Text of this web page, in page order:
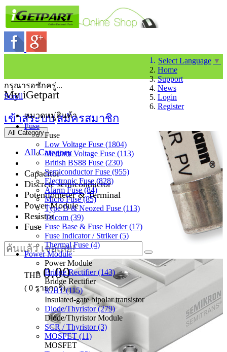
Select Language ▼
Home
Support
News
Login
Register
My iGetpart
เข้าสู่ระบบสมัครสมาชิก
All Category
All Category
Capacitor
Discrete semiconductor
Potentiometer & Terminal
Power Module
Resistor
Fuse
THB 0.00
( 0 รายการ)
กรุณารอซักครู่...
Scroll
หมวดหมู่สินค้า
Fuse
Fuse
Low Voltage Fuse (1804)
Medium Voltage Fuse (113)
British BS88 Fuse (230)
Semiconductor Fuse (955)
Electronic Fuse (828)
Alarm Fuse (84)
Micro Fuse (85)
Type D & Neozed Fuse (113)
Telcom (39)
Fuse Base & Fuse Holder (17)
Fuse Indicator / Striker (5)
Thermal Fuse (4)
Power Module
Power Module
Bridge Rectifier (143)
Bridge Rectifier
IGBT (115)
Insulated-gate bipolar transistor
Diode/Thyristor (279)
Diode/Thyristor Module
SCR / Thyristor (3)
MOSFET (11)
MOSFET